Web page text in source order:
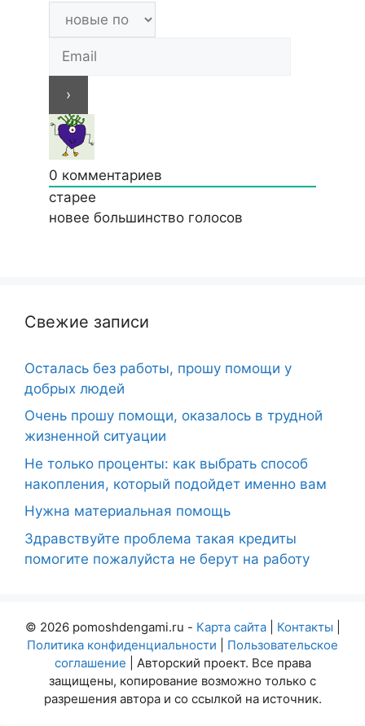
0 комментариев
старее
новее большинство голосов
Свежие записи
Осталась без работы, прошу помощи у
добрых людей
Очень прошу помощи, оказалось в трудной
жизненной ситуации
Не только проценты: как выбрать способ
накопления, который подойдет именно вам
Нужна материальная помощь
Здравствуйте проблема такая кредиты
помогите пожалуйста не берут на работу
© 2026 pomoshdengami.ru - Карта сайта| Контакты
Политика конфиденциальности
Пользовательское
соглашение | Авторский проект. Все права
защищены, копирование возможно только с
разрешения автора и со ссылкой на источник.